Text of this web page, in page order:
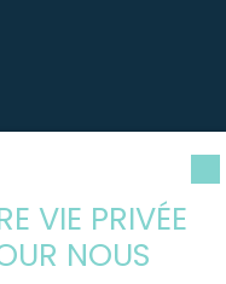
VIE PRIVÉE
NOUS